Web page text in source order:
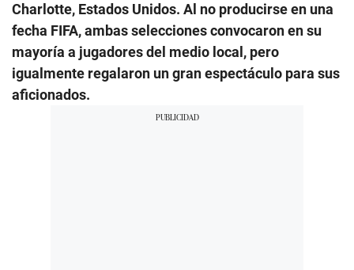
Charlotte, Estados Unidos. Al no producirse en una
fecha FIFA, ambas selecciones convocaron en su
mayoría a jugadores del medio local, pero
igualmente regalaron un gran espectáculo para sus
aficionados.